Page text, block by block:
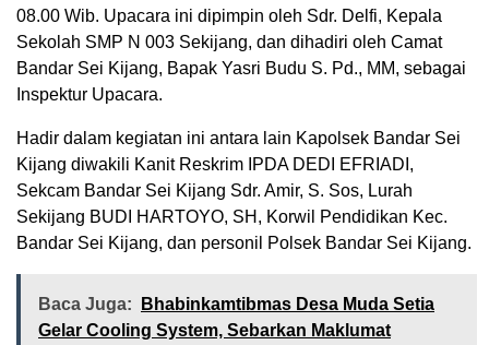
08.00 Wib. Upacara ini dipimpin oleh Sdr. Delfi, Kepala
Sekolah SMP N 003 Sekijang, dan dihadiri oleh Camat
Bandar Sei Kijang, Bapak Yasri Budu S. Pd., MM, sebagai
Inspektur Upacara.
Hadir dalam kegiatan ini antara lain Kapolsek Bandar Sei
Kijang diwakili Kanit Reskrim IPDA DEDI EFRIADI,
Sekcam Bandar Sei Kijang Sdr. Amir, S. Sos, Lurah
Sekijang BUDI HARTOYO, SH, Korwil Pendidikan Kec.
Bandar Sei Kijang, dan personil Polsek Bandar Sei Kijang.
Baca Juga:
Bhabinkamtibmas Desa Muda Setia
Gelar Cooling System, Sebarkan Maklumat